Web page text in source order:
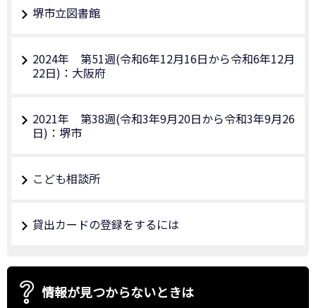
堺市立図書館
2024年 第51週(令和6年12月16日から令和6年12月
22日)：大阪府
2021年 第38週(令和3年9月20日から令和3年9月26
日)：堺市
こども相談所
貸出カードの登録をするには
情報が見つからないときは